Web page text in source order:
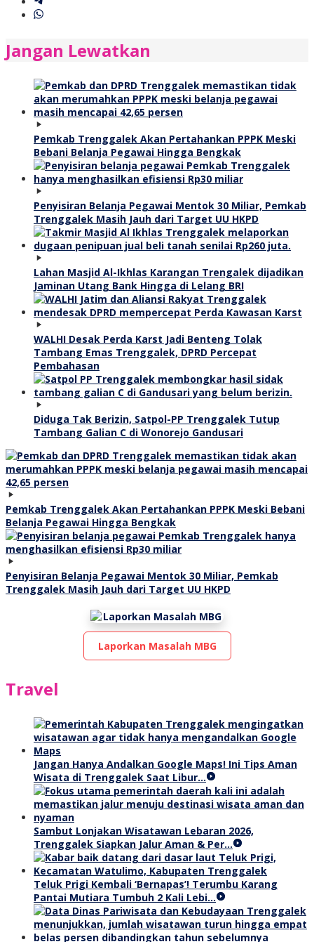
Jangan Lewatkan
Pemkab Trenggalek Akan Pertahankan PPPK Meski
Bebani Belanja Pegawai Hingga Bengkak
Penyisiran Belanja Pegawai Mentok 30 Miliar, Pemkab
Trenggalek Masih Jauh dari Target UU HKPD
Lahan Masjid Al-Ikhlas Karangan Trengalek dijadikan
Jaminan Utang Bank Hingga di Lelang BRI
WALHI Desak Perda Karst Jadi Benteng Tolak
Tambang Emas Trenggalek, DPRD Percepat
Pembahasan
Diduga Tak Berizin, Satpol-PP Trenggalek Tutup
Tambang Galian C di Wonorejo Gandusari
Pemkab Trenggalek Akan Pertahankan PPPK Meski Bebani
Belanja Pegawai Hingga Bengkak
Penyisiran Belanja Pegawai Mentok 30 Miliar, Pemkab
Trenggalek Masih Jauh dari Target UU HKPD
Laporkan Masalah MBG
Travel
Jangan Hanya Andalkan Google Maps! Ini Tips Aman
Wisata di Trenggalek Saat Libur…
Sambut Lonjakan Wisatawan Lebaran 2026,
Trenggalek Siapkan Jalur Aman & Per…
Teluk Prigi Kembali ‘Bernapas’! Terumbu Karang
Pantai Mutiara Tumbuh 2 Kali Lebi…